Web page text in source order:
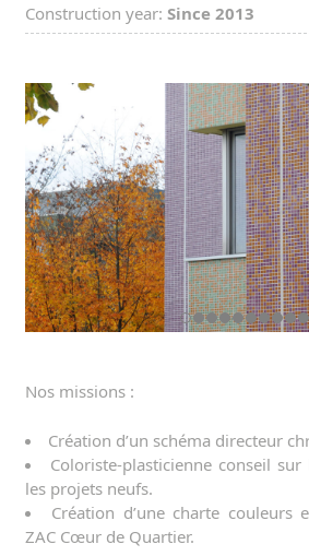
Construction year: Since 2013
Nos missions :
Création d’un schéma directeur
Coloriste-plasticienne conseil
les projets neufs.
Création d’une charte couleurs
ZAC Cœur de Quartier.